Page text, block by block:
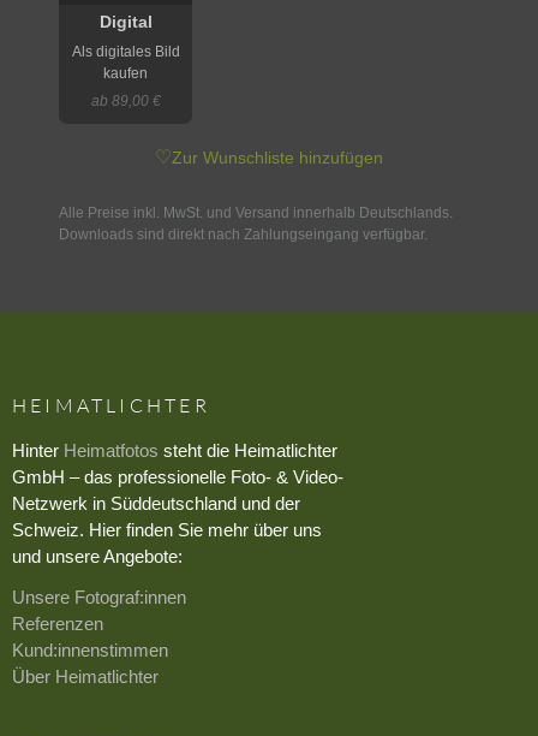
Digital
Als digitales Bild
kaufen
ab 89,00 €
♡Zur Wunschliste hinzufügen
Alle Preise inkl. MwSt. und Versand innerhalb Deutschlands.
Downloads sind direkt nach Zahlungseingang verfügbar.
HEIMATLICHTER
Hinter Heimatfotos steht die Heimatlichter
GmbH – das professionelle Foto- & Video-
Netzwerk in Süddeutschland und der
Schweiz. Hier finden Sie mehr über uns
und unsere Angebote:
Unsere Fotograf:innen
Referenzen
Kund:innenstimmen
Über Heimatlichter